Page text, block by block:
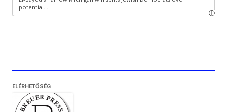
ELÉRHETŐSÉG